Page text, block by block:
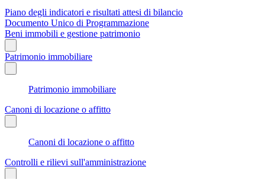
Piano degli indicatori e risultati attesi di bilancio
Documento Unico di Programmazione
Beni immobili e gestione patrimonio
Patrimonio immobiliare
Patrimonio immobiliare
Canoni di locazione o affitto
Canoni di locazione o affitto
Controlli e rilievi sull'amministrazione